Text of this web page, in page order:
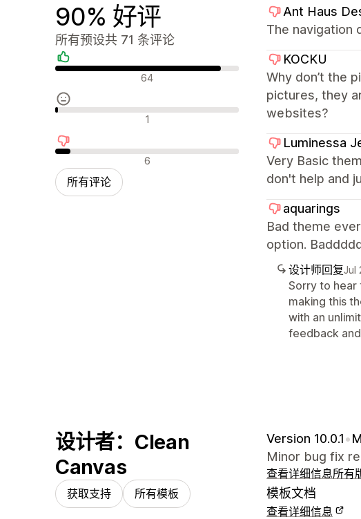
90% 好评
所有预设共 71 条评论
好评 64
中评 1
差评 6
所有评论
Ant Haus
The navigation
KOCKU
Why don’t the
pictures, they
websites?
Luminessa
Very Basic
don't help and
aquarings
Bad theme
option.
设计师回复Jul
Sorry to hear
making this
with an
feedback
设计者：Clean
Canvas
获取支持 所有模板
Version 10.0.1•
Minor bug fix
查看详细信息所有
模板文档
查看详细信息